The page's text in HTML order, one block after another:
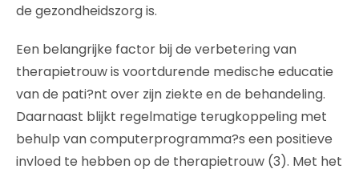
de gezondheidszorg is.
Een belangrijke factor bij de verbetering van
therapietrouw is voortdurende medische educatie
van de pati?nt over zijn ziekte en de behandeling.
Daarnaast blijkt regelmatige terugkoppeling met
behulp van computerprogramma?s een positieve
invloed te hebben op de therapietrouw (3). Met het